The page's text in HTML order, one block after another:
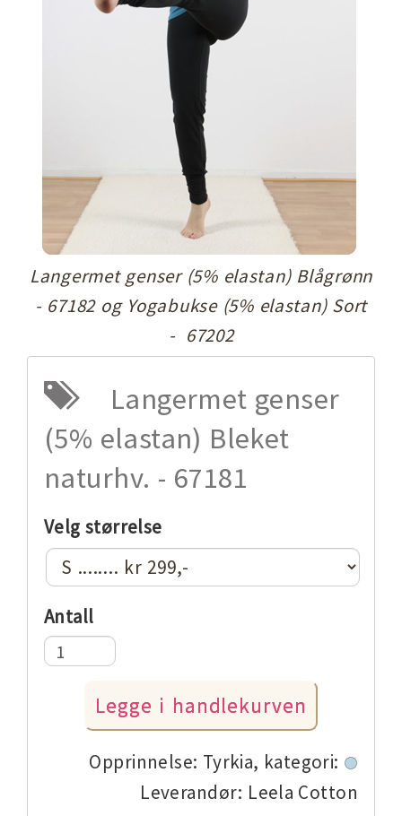
Langermet genser (5% elastan) Blågrønn
- 67182 og Yogabukse (5% elastan) Sort
- 67202
Langermet genser
(5% elastan) Bleket
naturhv. - 67181
Velg størrelse
Antall
Opprinnelse: Tyrkia, kategori:
Leverandør: Leela Cotton